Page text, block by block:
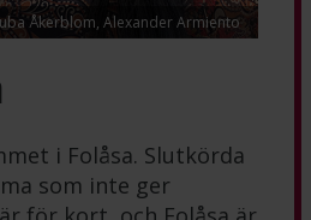
Åkerblom, Alexander Armiento
i Folåsa. Slutkörda
som inte ger